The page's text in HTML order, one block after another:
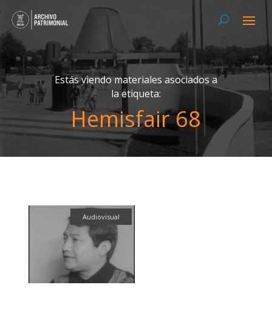
Estás viendo materiales asociados a
la etiqueta:
Hemisfair 68
Audiovisual